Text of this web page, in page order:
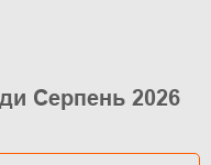
Серпень 2026